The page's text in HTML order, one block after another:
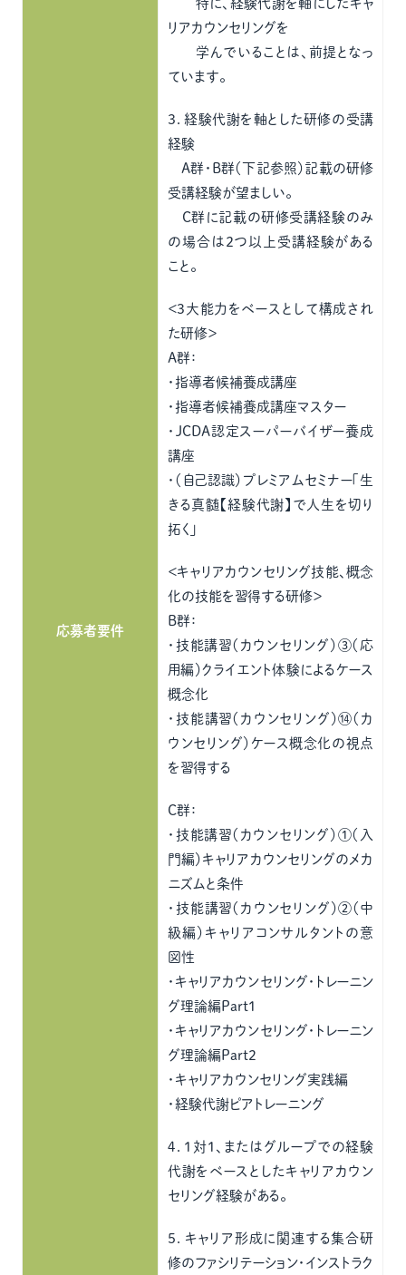
応募者要件
特に、経験代謝を軸にしたキャ
リアカウンセリングを
学んでいることは、前提となっ
ています。
３．経験代謝を軸とした研修の受講
経験
A群・B群（下記参照）記載の研修
受講経験が望ましい。
C群に記載の研修受講経験のみ
の場合は２つ以上受講経験がある
こと。
＜3大能力をベースとして構成され
た研修＞
A群：
・指導者候補養成講座
・指導者候補養成講座マスター
・JCDA認定スーパーバイザー養成
講座
・（自己認識）プレミアムセミナー「生
きる真髄【経験代謝】で人生を切り
拓く」
＜キャリアカウンセリング技能、概念
化の技能を習得する研修＞
B群：
・技能講習（カウンセリング）③（応
用編）クライエント体験によるケース
概念化
・技能講習（カウンセリング）⑭（カ
ウンセリング）ケース概念化の視点
を習得する
C群：
・技能講習（カウンセリング）①（入
門編）キャリアカウンセリングのメカ
ニズムと条件
・技能講習（カウンセリング）②（中
級編）キャリアコンサルタントの意
図性
・キャリアカウンセリング・トレーニン
グ理論編Part1
・キャリアカウンセリング・トレーニン
グ理論編Part2
・キャリアカウンセリング実践編
・経験代謝ピアトレーニング
４．1対1、またはグループでの経験
代謝をベースとしたキャリアカウン
セリング経験がある。
５．キャリア形成に関連する集合研
修のファシリテーション・インストラク